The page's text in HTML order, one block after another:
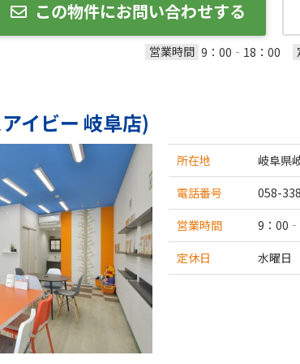
この物件にお問い合わせする
営業時間 9：00‐18：00
イビー 岐阜店)
所在地
岐阜県
電話番号
058-
営業時間
9：
定休日
水曜日